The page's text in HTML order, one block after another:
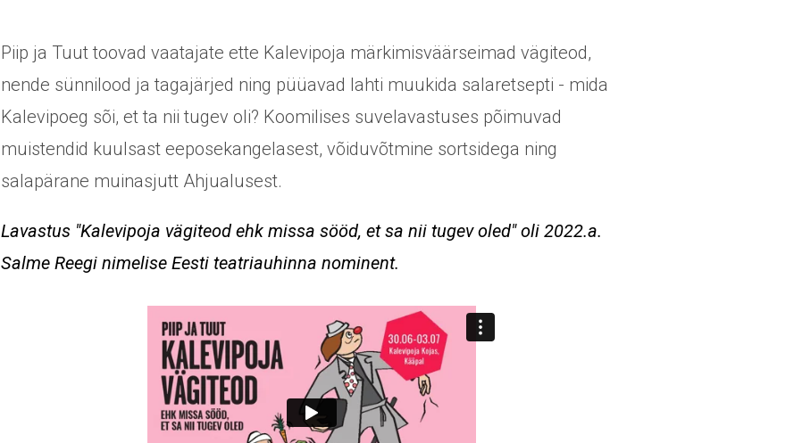
Piip ja Tuut toovad vaatajate ette Kalevipoja märkimisväärseimad vägiteod,
nende sünnilood ja tagajärjed ning püüavad lahti muukida salaretsepti - mida
Kalevipoeg sõi, et ta nii tugev oli? Koomilises suvelavastuses põimuvad
muistendid kuulsast eeposekangelasest, võiduvõtmine sortsidega ning
salapärane muinasjutt Ahjualusest.
Lavastus "Kalevipoja vägiteod ehk missa sööd, et sa nii tugev oled" oli 2022.a.
Salme Reegi nimelise Eesti teatriauhinna nominent.